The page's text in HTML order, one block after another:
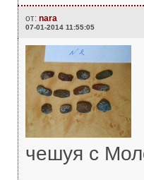
от: nara
07-01-2014 11:55:05
чешуя с